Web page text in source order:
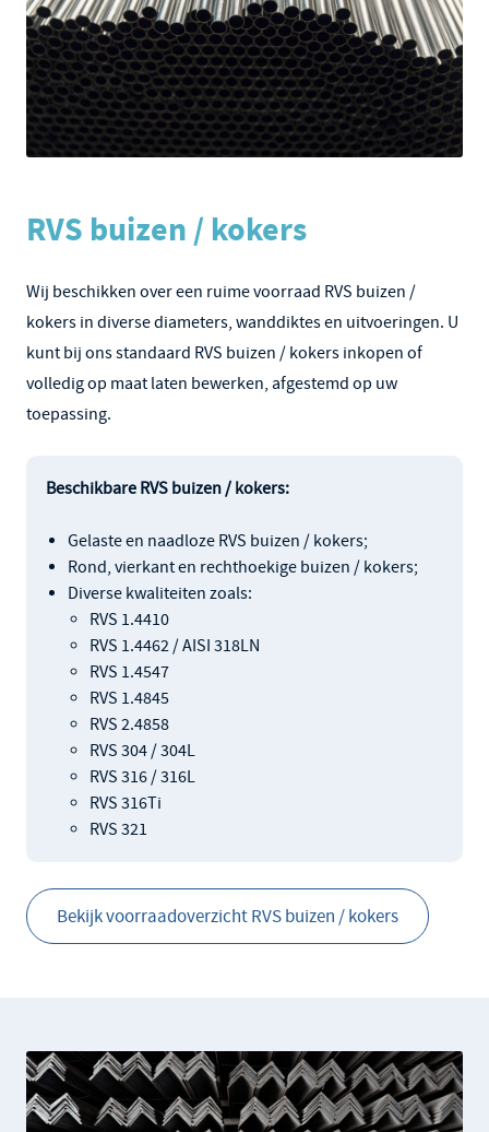
RVS buizen / kokers
Wij beschikken over een ruime voorraad RVS buizen /
kokers in diverse diameters, wanddiktes en uitvoeringen. U
kunt bij ons standaard RVS buizen / kokers inkopen of
volledig op maat laten bewerken, afgestemd op uw
toepassing.
Beschikbare RVS buizen / kokers:
Gelaste en naadloze RVS buizen / kokers;
Rond, vierkant en rechthoekige buizen / kokers;
Diverse kwaliteiten zoals:
RVS 1.4410
RVS 1.4462 / AISI 318LN
RVS 1.4547
RVS 1.4845
RVS 2.4858
RVS 304 / 304L
RVS 316 / 316L
RVS 316Ti
RVS 321
Bekijk voorraadoverzicht RVS buizen / kokers